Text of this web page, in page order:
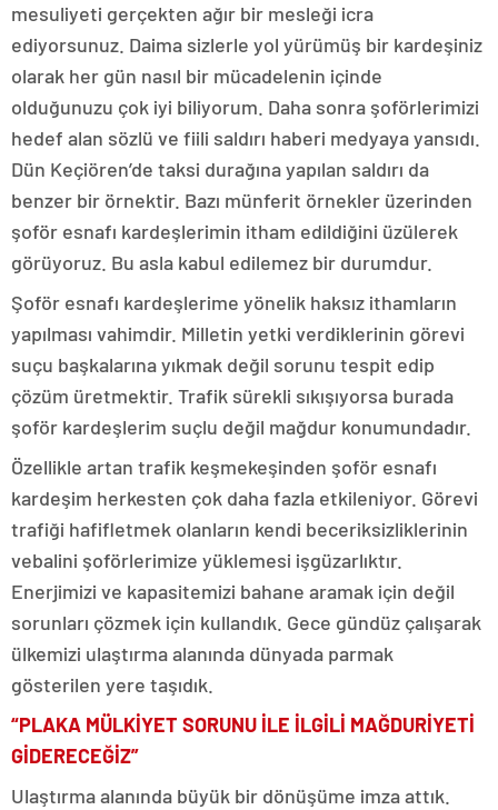
mesuliyeti gerçekten ağır bir mesleği icra
ediyorsunuz. Daima sizlerle yol yürümüş bir kardeşiniz
olarak her gün nasıl bir mücadelenin içinde
olduğunuzu çok iyi biliyorum. Daha sonra şoförlerimizi
hedef alan sözlü ve fiili saldırı haberi medyaya yansıdı.
Dün Keçiören’de taksi durağına yapılan saldırı da
benzer bir örnektir. Bazı münferit örnekler üzerinden
şoför esnafı kardeşlerimin itham edildiğini üzülerek
görüyoruz. Bu asla kabul edilemez bir durumdur.
Şoför esnafı kardeşlerime yönelik haksız ithamların
yapılması vahimdir. Milletin yetki verdiklerinin görevi
suçu başkalarına yıkmak değil sorunu tespit edip
çözüm üretmektir. Trafik sürekli sıkışıyorsa burada
şoför kardeşlerim suçlu değil mağdur konumundadır.
Özellikle artan trafik keşmekeşinden şoför esnafı
kardeşim herkesten çok daha fazla etkileniyor. Görevi
trafiği hafifletmek olanların kendi beceriksizliklerinin
vebalini şoförlerimize yüklemesi işgüzarlıktır.
Enerjimizi ve kapasitemizi bahane aramak için değil
sorunları çözmek için kullandık. Gece gündüz çalışarak
ülkemizi ulaştırma alanında dünyada parmak
gösterilen yere taşıdık.
“PLAKA MÜLKİYET SORUNU İLE İLGİLİ MAĞDURİYETİ
GİDERECEĞİZ”
Ulaştırma alanında büyük bir dönüşüme imza attık.